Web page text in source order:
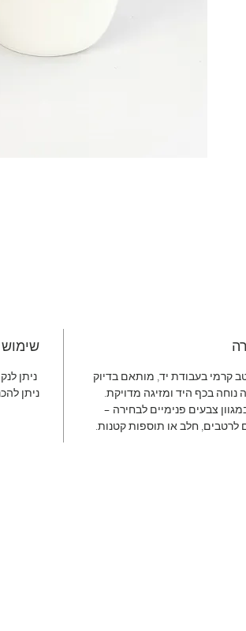
קרמי בעבודת יד, מותאם בדיוק
נוחה בכף היד ומזיגה מדויקת.
צבעים פנימיים לבחירה –
לרטבים, חלב או תוספות קטנות.
שימוש
ניתן
ניתן